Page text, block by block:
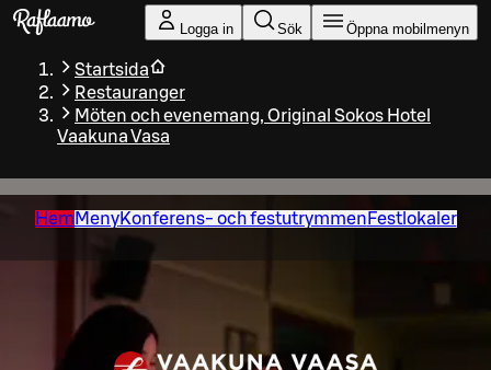
Gå till huvudinnehållet
Logga in Sök Öppna mobilmenyn
Startsida
Restauranger
Möten och evenemang, Original Sokos Hotel
Vaakuna Vasa
Hem MenyKonferens- och festutrymmen Festlokaler